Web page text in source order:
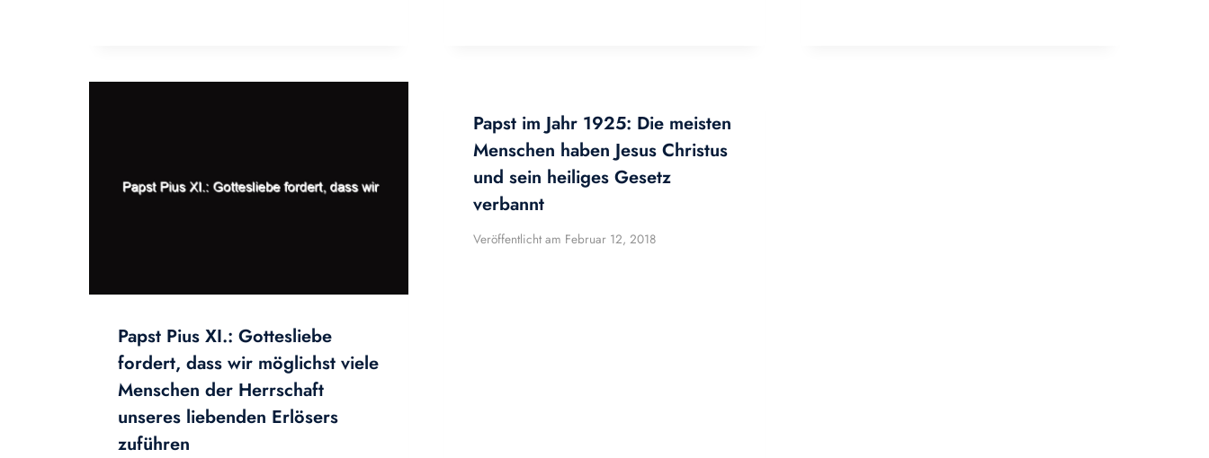
Papst Pius XI.: Gottesliebe
fordert, dass wir möglichst viele
Menschen der Herrschaft
unseres liebenden Erlösers
zuführen
Papst im Jahr 1925: Die meisten
Menschen haben Jesus Christus
und sein heiliges Gesetz
verbannt
Veröffentlicht am Februar 12, 2018